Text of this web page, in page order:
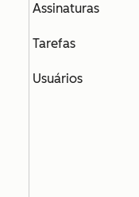
Assinaturas
Tarefas
Usuários